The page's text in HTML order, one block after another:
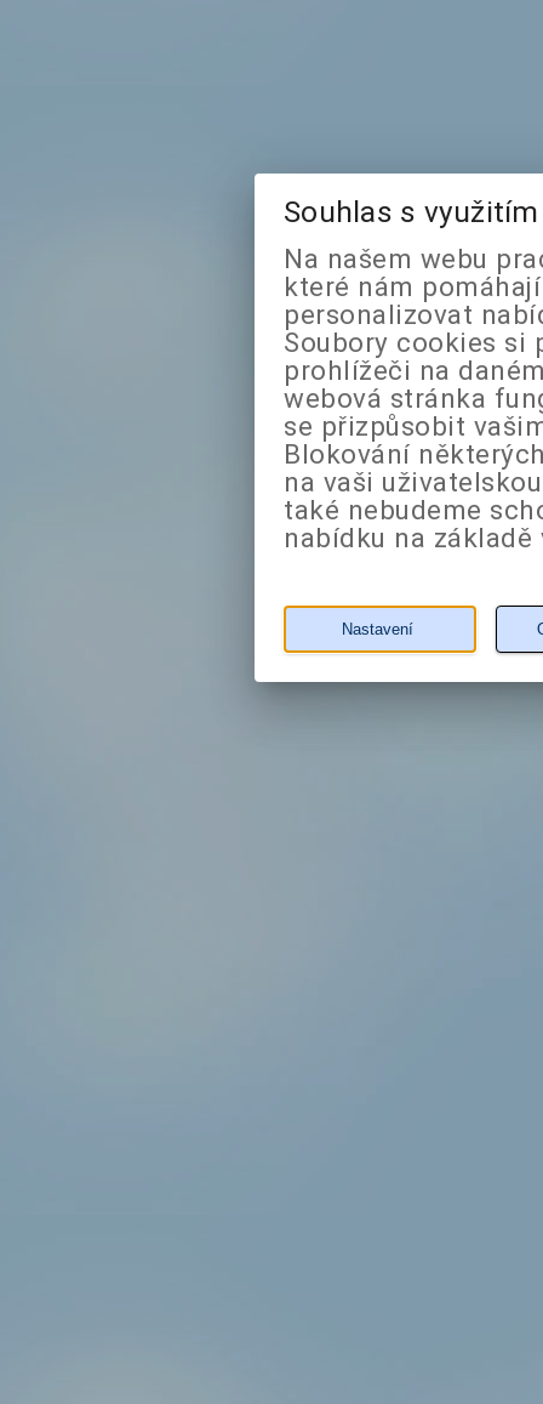
Souhlas s
Na našem webu
které nám
personalizovat
Soubory cookies si
prohlížeči na
webová stránka
se přizpůsobit
Blokování
na vaši
také nebudeme
nabídku na
Nastavení